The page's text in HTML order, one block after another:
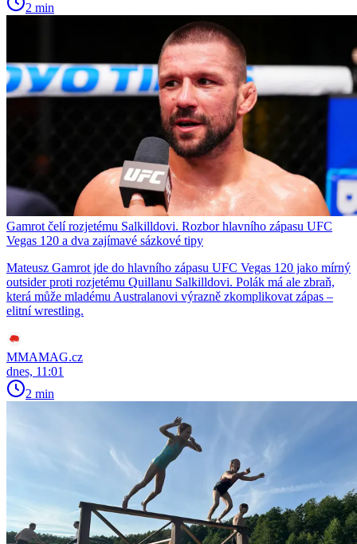
2 min
Gamrot čelí rozjetému Salkilldovi. Rozbor hlavního zápasu UFC
Vegas 120 a dva zajímavé sázkové tipy
Mateusz Gamrot jde do hlavního zápasu UFC Vegas 120 jako mírný
outsider proti rozjetému Quillanu Salkilldovi. Polák má ale zbraň,
která může mladému Australanovi výrazně zkomplikovat zápas –
elitní wrestling.
MMAMAG.cz
dnes, 11:01
2 min